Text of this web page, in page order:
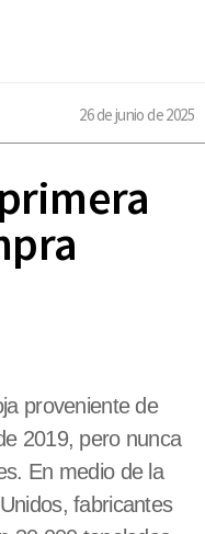
26 de junio de 2025
proveniente de
2019, pero nunca
En medio de la
fabricantes